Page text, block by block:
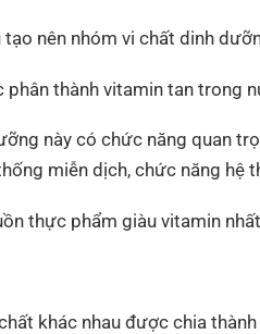
nên nhóm vi chất dinh
thành vitamin tan trong
này có chức năng quan
miễn dịch, chức năng hệ
thực phẩm giàu vitamin nhất
khác nhau được chia